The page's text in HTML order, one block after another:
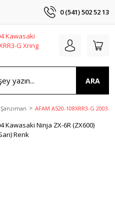
0 (541) 502 52 13
ARA
Şanzıman AFAM A520-108XRR3-G